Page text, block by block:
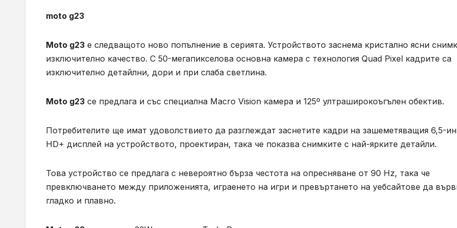
moto g23
Moto g23 е следващото ново попълнение в серията. Устройството заснема кристално ясни
изключително качество. С 50-мегапикселова основна камера с технология Quad Pixel кадрите са
изключително детайлни, дори и при слаба светлина.
Moto g23 се предлага и със специална Macro Vision камера и 125º ултраширокоъгълен обектив.
Потребителите ще имат удоволствието да разглеждат заснетите кадри на зашеметяващия 6,5-
HD+ дисплей на устройството, проектиран, така че показва снимките с най-ярките детайли.
Това устройство се предлага с невероятно бърза честота на опресняване от 90 Hz, така че
превключването между приложенията, играенето на игри и превъртането на уебсайтове да
гладко и плавно.